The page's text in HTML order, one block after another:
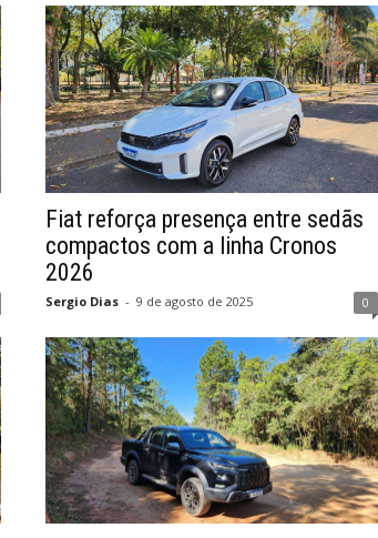
Fiat reforça presença entre sedãs
compactos com a linha Cronos
2026
Sergio Dias - 9 de agosto de 2025 0